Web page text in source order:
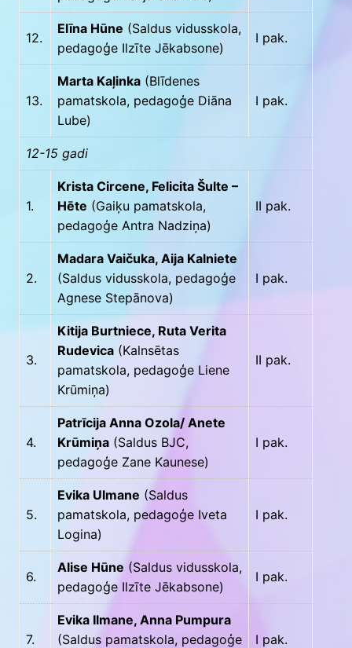
12.
Elīna Hūne (Saldus vidusskola,
pedagoģe Ilzīte Jēkabsone)
I pak.
13.
Marta Kaļinka(Blīdenes
pamatskola, pedagoģe Diāna
Lube)
I pak.
12-15 gadi
1.
Krista Circene, Felicita Šulte –
Hēte (Gaiķu pamatskola,
pedagoģe Antra Nadziņa)
II pak.
2.
Madara Vaičuka, Aija Kalniete
(Saldus vidusskola, pedagoģe
Agnese Stepānova)
I pak.
3.
Kitija Burtniece, Ruta Verita
Rudevica(Kalnsētas
pamatskola, pedagoģe Liene
Krūmiņa)
II pak.
4.
Patrīcija Anna Ozola/ Anete
Krūmiņa(Saldus BJC,
pedagoģe Zane Kaunese)
I pak.
5.
Evika Ulmane (Saldus
pamatskola, pedagoģe Iveta
Logina)
I pak.
6.
Alise Hūne (Saldus vidusskola,
pedagoģe Ilzīte Jēkabsone)
I pak.
7.
Evika Ilmane, Anna Pumpura
(Saldus pamatskola, pedagoģe
I pak.